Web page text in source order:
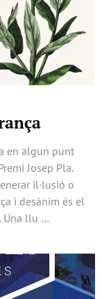
en algun punt
Josep Pla.
il·lusió o
i desànim és el
Una llu …